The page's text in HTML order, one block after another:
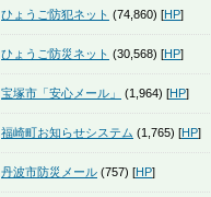
ひょうご防犯ネット (74,860) [HP]
ひょうご防災ネット (30,568) [HP]
宝塚市「安心メール」 (1,964) [HP]
福崎町お知らせシステム (1,765) [HP]
丹波市防災メール (757) [HP]